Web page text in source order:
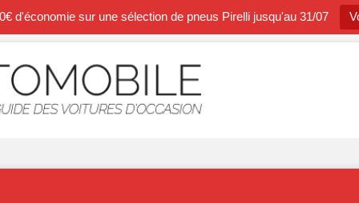
d'économie sur une sélection de pneus Pirelli jusqu'au 31/07